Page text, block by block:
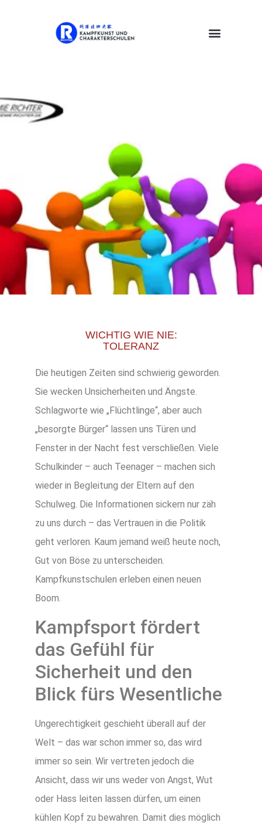
WICHTIG WIE NIE:
TOLERANZ
Die heutigen Zeiten sind schwierig geworden.
Sie wecken Unsicherheiten und Ängste.
Schlagworte wie „Flüchtlinge“, aber auch
„besorgte Bürger“ lassen uns Türen und
Fenster in der Nacht fest verschließen. Viele
Schulkinder – auch Teenager – machen sich
wieder in Begleitung der Eltern auf den
Schulweg. Die Informationen sickern nur zäh
zu uns durch – das Vertrauen in die Politik
geht verloren. Kaum jemand weiß heute noch,
Gut von Böse zu unterscheiden.
Kampfkunstschulen erleben einen neuen
Boom.
Kampfsport fördert
das Gefühl für
Sicherheit und den
Blick fürs Wesentliche
Ungerechtigkeit geschieht überall auf der
Welt – das war schon immer so, das wird
immer so sein. Wir vertreten jedoch die
Ansicht, dass wir uns weder von Angst, Wut
oder Hass leiten lassen dürfen, um einen
kühlen Kopf zu bewahren. Damit dies möglich